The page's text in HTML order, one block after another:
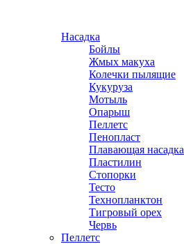
Насадка
Бойлы
Жмых макуха
Колечки пылящие
Кукуруза
Мотыль
Опарыш
Пеллетс
Пенопласт
Плавающая насадка
Пластилин
Стопорки
Тесто
Технопланктон
Тигровый орех
Червь
Пеллетс